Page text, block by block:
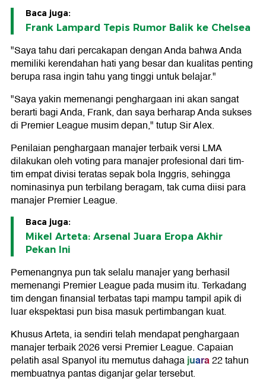
Baca juga:
Frank Lampard Tepis Rumor Balik ke Chelsea
"Saya tahu dari percakapan dengan Anda bahwa Anda
memiliki kerendahan hati yang besar dan kualitas penting
berupa rasa ingin tahu yang tinggi untuk belajar."
"Saya yakin memenangi penghargaan ini akan sangat
berarti bagi Anda, Frank, dan saya berharap Anda sukses
di Premier League musim depan," tutup Sir Alex.
Penilaian penghargaan manajer terbaik versi LMA
dilakukan oleh voting para manajer profesional dari tim-
tim empat divisi teratas sepak bola Inggris, sehingga
nominasinya pun terbilang beragam, tak cuma diisi para
manajer Premier League.
Baca juga:
Mikel Arteta: Arsenal Juara Eropa Akhir
Pekan Ini
Pemenangnya pun tak selalu manajer yang berhasil
memenangi Premier League pada musim itu. Terkadang
tim dengan finansial terbatas tapi mampu tampil apik di
luar ekspektasi pun bisa masuk pertimbangan kuat.
Khusus Arteta, ia sendiri telah mendapat penghargaan
manajer terbaik 2026 versi Premier League. Capaian
pelatih asal Spanyol itu memutus dahagajuara22 tahun
membuatnya pantas diganjar gelar tersebut.